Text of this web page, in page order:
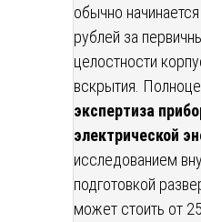
обычно
рублей за
целостности
вскрытия.
экспертиза
электрической
исследованием
подготовкой
может стоить от